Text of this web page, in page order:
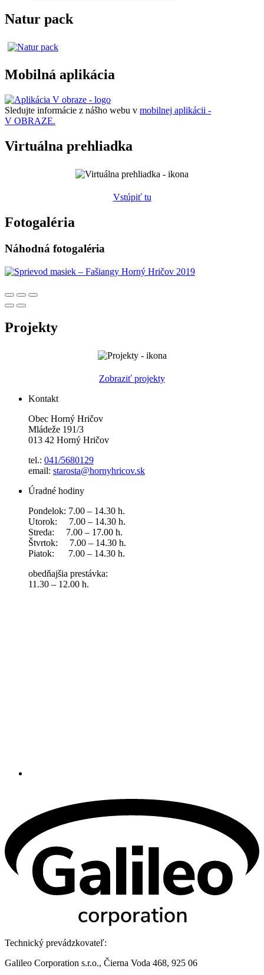
Natur pack
Mobilná aplikácia
Sledujte informácie z nášho webu v mobilnej aplikácii -
V OBRAZE.
Virtuálna prehliadka
Vstúpiť tu
Fotogaléria
Náhodná fotogaléria
Projekty
Zobraziť projekty
Kontakt
Obec Horný Hričov
Mládeže 191/3
013 42 Horný Hričov
tel.: 041/5680129
email: starosta@hornyhricov.sk
Úradné hodiny
Pondelok: 7.00 – 14.30 h.
Utorok: 7.00 – 14.30 h.
Streda: 7.00 – 17.00 h.
Štvrtok: 7.00 – 14.30 h.
Piatok: 7.00 – 14.30 h.
obedňajšia prestávka:
11.30 – 12.00 h.
Technický prevádzkovateľ:
Galileo Corporation s.r.o., Čierna Voda 468, 925 06